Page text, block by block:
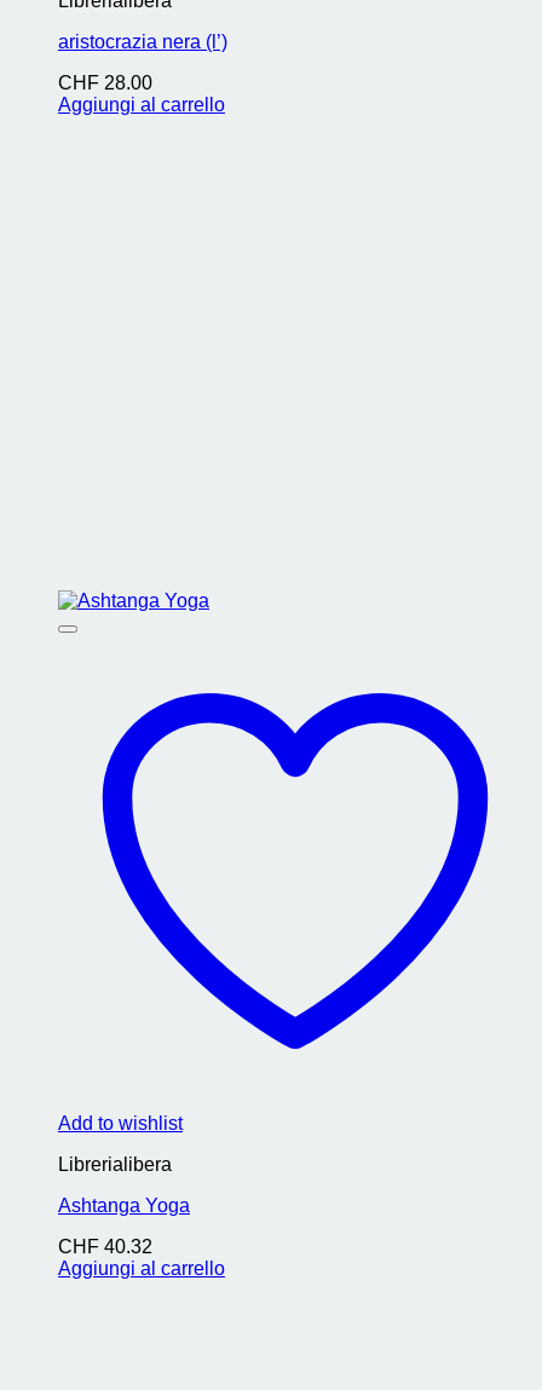
aristocrazia nera (l’)
CHF 28.00
Aggiungi al carrello
Add to wishlist
Librerialibera
Ashtanga Yoga
CHF 40.32
Aggiungi al carrello